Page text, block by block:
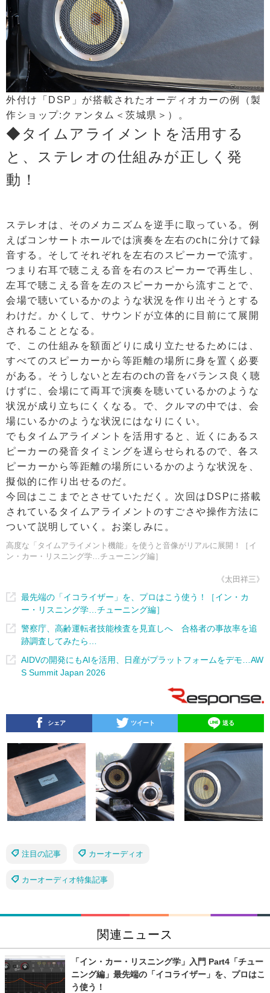
外付け「DSP」が搭載されたオーディオカーの例（製
作ショップ:クァンタム＜茨城県＞）。
◆タイムアライメントを活用する
と、ステレオの仕組みが正しく発
動！
ステレオは、そのメカニズムを逆手に取っている。例
えばコンサートホールでは演奏を左右のchに分けて録
音する。そしてそれぞれを左右のスピーカーで流す。
つまり右耳で聴こえる音を右のスピーカーで再生し、
左耳で聴こえる音を左のスピーカーから流すことで、
会場で聴いているかのような状況を作り出そうとする
わけだ。かくして、サウンドが立体的に目前にて展開
されることとなる。
で、この仕組みを額面どりに成り立たせるためには、
すべてのスピーカーから等距離の場所に身を置く必要
がある。そうしないと左右のchの音をバランス良く聴
けずに、会場にて両耳で演奏を聴いているかのような
状況が成り立ちにくくなる。で、クルマの中では、会
場にいるかのような状況にはなりにくい。
でもタイムアライメントを活用すると、近くにあるス
ピーカーの発音タイミングを遅らせられるので、各ス
ピーカーから等距離の場所にいるかのような状況を、
擬似的に作り出せるのだ。
今回はここまでとさせていただく。次回はDSPに搭載
されているタイムアライメントのすごさや操作方法に
ついて説明していく。お楽しみに。
高度な「タイムアライメント機能」を使うと音像がリアルに展開！［イ
ン・カー・リスニング学…チューニング編］
《太田祥三》
最先端の「イコライザー」を、プロはこう使う！［イン・カ
ー・リスニング学…チューニング編］
警察庁、高齢運転者技能検査を見直しへ 合格者の事故率を追
跡調査してみたら…
AIDVの開発にもAIを活用、日産がプラットフォームをデモ…AW
S Summit Japan 2026
シェア ツイート 送る
注目の記事 カーオーディオ
カーオーディオ特集記事
関連ニュース
「イン・カー・リスニング学」入門 Part4「チュー
ニング編」最先端の「イコライザー」を、プロはこ
う使う！